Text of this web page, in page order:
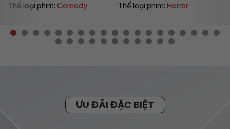
Thể loại phim:Horror Thể loại phim:Drama
ƯU ĐÃI ĐẶC BIỆT